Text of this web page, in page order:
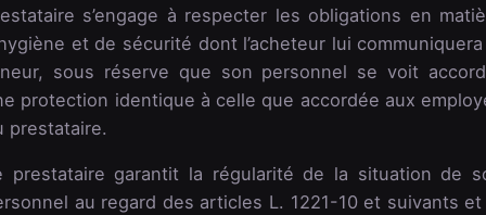
s’engage à respecter les obligations en
et de sécurité dont l’acheteur lui
sous réserve que son personnel se voit
protection identique à celle que accordée aux
prestataire.
prestataire garantit la régularité de la situation de
au regard des articles L. 1221-10 et suivants et